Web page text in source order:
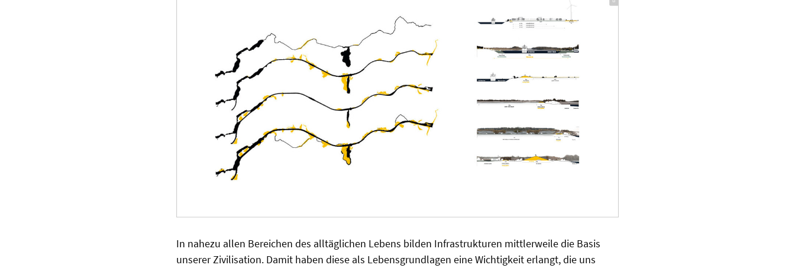
In nahezu allen Bereichen des alltäglichen Lebens bilden Infrastrukturen mittlerweile die Basis
unserer Zivilisation. Damit haben diese als Lebensgrundlagen eine Wichtigkeit erlangt, die uns